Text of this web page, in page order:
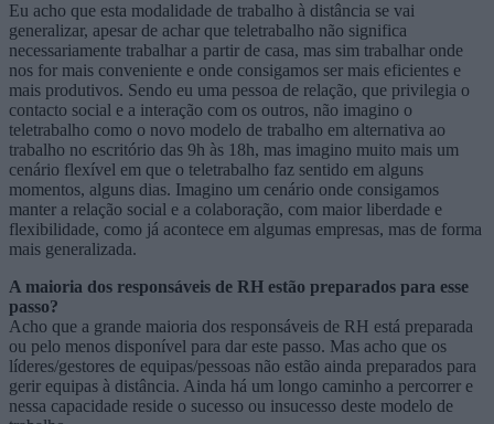
Eu acho que esta modalidade de trabalho à distância se vai
generalizar, apesar de achar que teletrabalho não significa
necessariamente trabalhar a partir de casa, mas sim trabalhar onde
nos for mais conveniente e onde consigamos ser mais eficientes e
mais produtivos. Sendo eu uma pessoa de relação, que privilegia o
contacto social e a interação com os outros, não imagino o
teletrabalho como o novo modelo de trabalho em alternativa ao
trabalho no escritório das 9h às 18h, mas imagino muito mais um
cenário flexível em que o teletrabalho faz sentido em alguns
momentos, alguns dias. Imagino um cenário onde consigamos
manter a relação social e a colaboração, com maior liberdade e
flexibilidade, como já acontece em algumas empresas, mas de forma
mais generalizada.
A maioria dos responsáveis de RH estão preparados para esse
passo?
Acho que a grande maioria dos responsáveis de RH está preparada
ou pelo menos disponível para dar este passo. Mas acho que os
líderes/gestores de equipas/pessoas não estão ainda preparados para
gerir equipas à distância. Ainda há um longo caminho a percorrer e
nessa capacidade reside o sucesso ou insucesso deste modelo de